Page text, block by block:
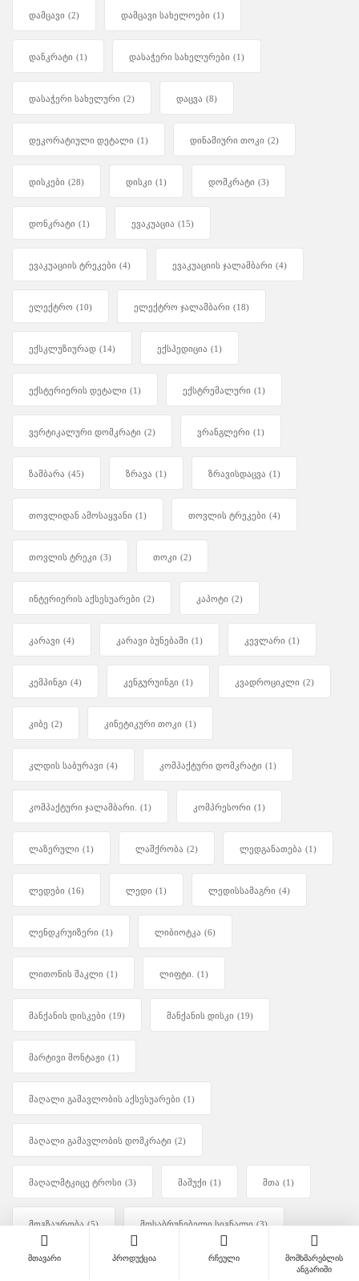
დამცავი (2) დამცავი სახელოები (1)
დანკრატი (1) დასაჭერი სახელურები (1)
დასაჭერი სახელური (2) დაცვა (8)
დეკორატიული დეტალი (1) დინამიური თოკი (2)
დისკები (28) დისკი (1) დომკრატი (3)
დონკრატი (1) ევაკუაცია (15)
ევაკუაციის ტრეკები (4) ევაკუაციის ჯალამბარი (4)
ელექტრო (10) ელექტრო ჯალამბარი (18)
ექსკლუზიურად (14) ექსპედიცია (1)
ექსტერიერის დეტალი (1) ექსტრემალური (1)
ვერტიკალური დომკრატი (2) ვრანგლერი (1)
ზამბარა (45) ზრავა (1) ზრავისდაცვა (1)
თოვლიდან ამოსაყვანი (1) თოვლის ტრეკები (4)
თოვლის ტრეკი (3) თოკი (2)
ინტერიერის აქსესუარები (2) კაპოტი (2)
კარავი (4) კარავი ბუნებაში (1) კევლარი (1)
კემპინგი (4) კენგურუინგი (1) კვადროციკლი (2)
კიბე (2) კინეტიკური თოკი (1)
კლდის საბურავი (4) კომპაქტური დომკრატი (1)
კომპაქტური ჯალამბარი. (1) კომპრესორი (1)
ლაზერული (1) ლაშქრობა (2) ლედგანათება (1)
ლედები (16) ლედი (1) ლედისსამაგრი (4)
ლენდკრუიზერი (1) ლიბიოტკა (6)
ლითონის შაკლი (1) ლიფტი. (1)
მანქანის დისკები (19) მანქანის დისკი (19)
მარტივი მონტაჟი (1)
მაღალი გამავლობის აქსესუარები (1)
მაღალი გამავლობის დომკრატი (2)
მაღალმტკიცე ტროსი (3) მაშუქი (1) მთა (1)
მოგზაურობა (5) მოსაბრუნებელი სიგნალი (3)
მოხვევის მაშუქი მსუბუქი დომკრატი
მთავარი პროდუქცია რჩეული
მომხმარებლის
ანგარიში